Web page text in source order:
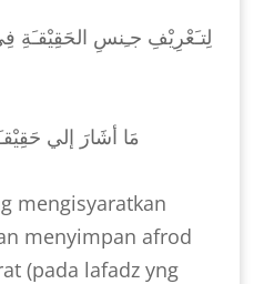
لِتـَعْرِيْفِ جـِنسِ الحَقِيْقـَةِ
مَا أشَارَ إلي
mengisyaratkan
menyimpan afrod
(pada lafadz yng